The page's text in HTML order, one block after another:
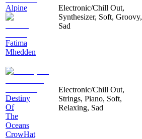
Alpine
Fatima
Mhedden
Electronic/Chill Out,
Synthesizer, Soft, Groovy,
Sad
Destiny
Of
The
Oceans
CrowHat
Electronic/Chill Out,
Strings, Piano, Soft,
Relaxing, Sad